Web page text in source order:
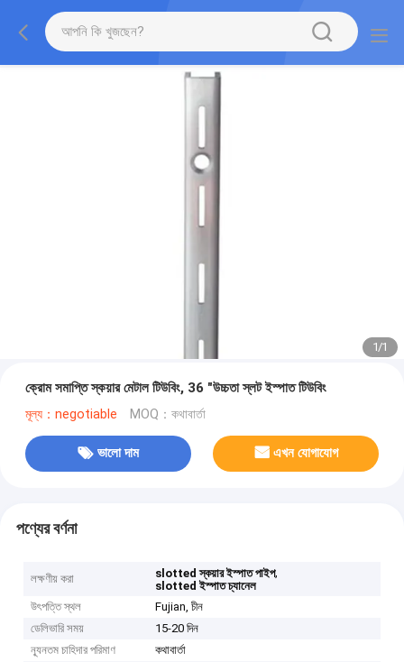
1/1
ক্রোম সমাপ্তি স্কয়ার মেটাল টিউবিং, 36 "উচ্চতা স্লট ইস্পাত টিউবিং
মূল্য：negotiable MOQ：কথাবার্তা
ভালো দাম এখন যোগাযোগ
পণ্যের বর্ণনা
লক্ষণীয় করা slotted স্কয়ার ইস্পাত পাইপ,
slotted ইস্পাত চ্যানেল
উৎপত্তি স্থল
Fujian, চীন
ডেলিভারি সময়
15-20 দিন
ন্যূনতম চাহিদার পরিমাণ
কথাবার্তা